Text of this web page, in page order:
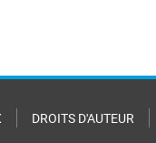
DROITS D'AUTEUR